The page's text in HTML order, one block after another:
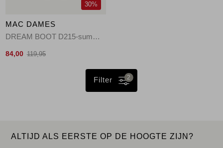
30%
MAC DAMES
DREAM BOOT D215-summer blue clouds wash
84,00 119,95
2
Filter
ALTIJD ALS EERSTE OP DE HOOGTE ZIJN?